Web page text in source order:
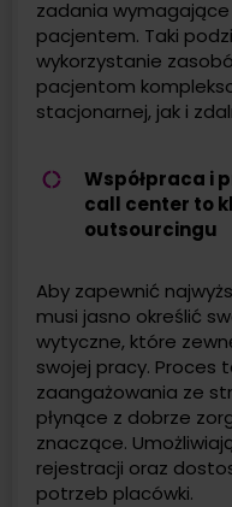
zadania
pacjentem. Taki
wykorzystanie
pacjentom
stacjonarnej, jak i
Współpraca i
call center to
outsourcingu
Aby zapewnić
musi jasno określić
wytyczne, które
swojej pracy.
zaangażowania ze
płynące z dobrze
znaczące.
rejestracji oraz
potrzeb placówki.